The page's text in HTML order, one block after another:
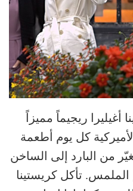
أغيليرا ريجيماً مميزاً
كل يوم أطعمة
من البارد إلى الساخن
تأكل كريستينا